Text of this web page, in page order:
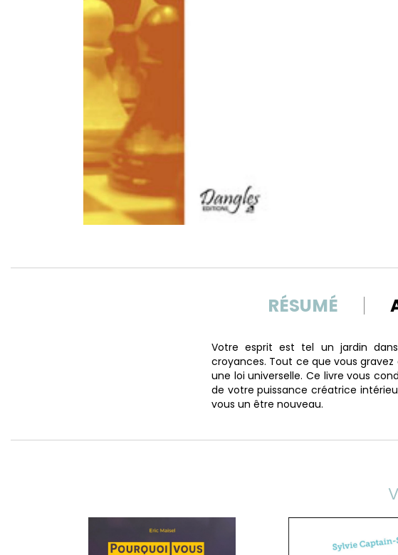
RÉSUMÉ
Votre esprit est tel un jardin
croyances. Tout ce que vous
une loi universelle. Ce livre vous
de votre puissance créatrice
vous un être nouveau.